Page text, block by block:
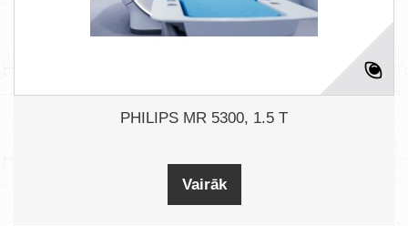
PHILIPS MR 5300, 1.5 T
Vairāk